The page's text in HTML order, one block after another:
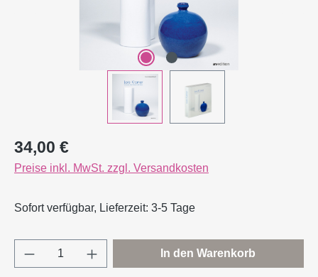
Regulärer Preis:
34,00 €
Preise inkl. MwSt. zzgl. Versandkosten
Sofort verfügbar, Lieferzeit: 3-5 Tage
Produkt Anzahl: Gib den gewünschten
In den Warenkorb